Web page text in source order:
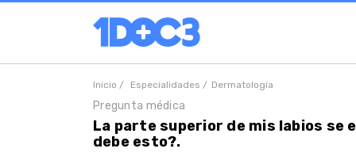
Inicio / Especialidades / Dermatología
Pregunta médica
La parte superior de mis labios se
debe esto?.